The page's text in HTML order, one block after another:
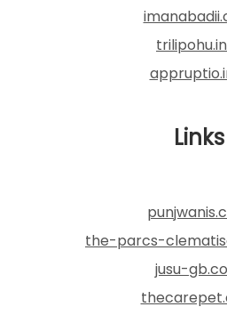
Links
the-parcs-
jusu-